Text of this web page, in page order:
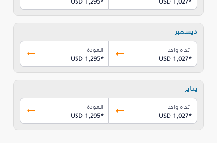
ديسمبر
اتجاه واحد
USD 1,027*
العودة
USD 1,295*
يناير
اتجاه واحد
USD 1,027*
العودة
USD 1,295*